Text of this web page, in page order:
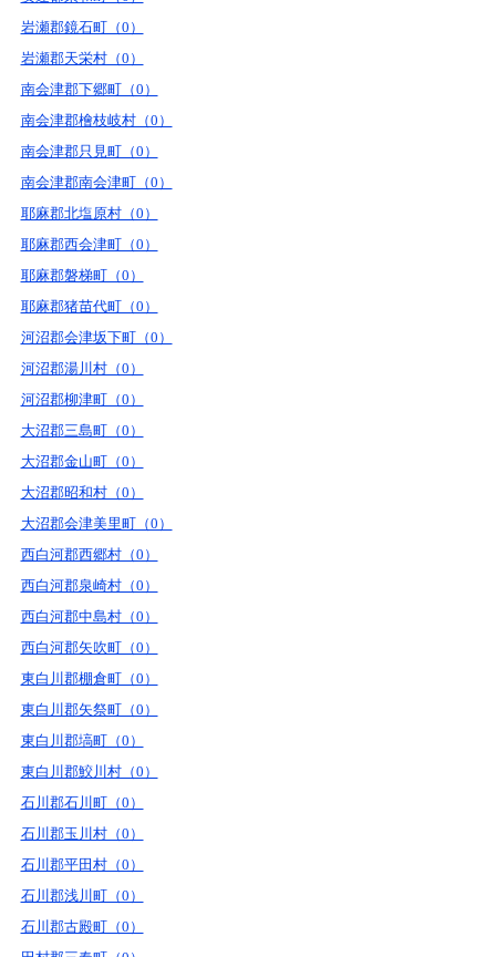
岩瀬郡鏡石町（0）
岩瀬郡天栄村（0）
南会津郡下郷町（0）
南会津郡檜枝岐村（0）
南会津郡只見町（0）
南会津郡南会津町（0）
耶麻郡北塩原村（0）
耶麻郡西会津町（0）
耶麻郡磐梯町（0）
耶麻郡猪苗代町（0）
河沼郡会津坂下町（0）
河沼郡湯川村（0）
河沼郡柳津町（0）
大沼郡三島町（0）
大沼郡金山町（0）
大沼郡昭和村（0）
大沼郡会津美里町（0）
西白河郡西郷村（0）
西白河郡泉崎村（0）
西白河郡中島村（0）
西白河郡矢吹町（0）
東白川郡棚倉町（0）
東白川郡矢祭町（0）
東白川郡塙町（0）
東白川郡鮫川村（0）
石川郡石川町（0）
石川郡玉川村（0）
石川郡平田村（0）
石川郡浅川町（0）
石川郡古殿町（0）